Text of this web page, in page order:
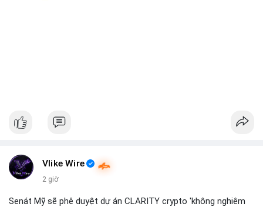
Vlike Wire
2 giờ
Senát Mỹ sẽ phê duyệt dự án CLARITY crypto 'không nghiêm